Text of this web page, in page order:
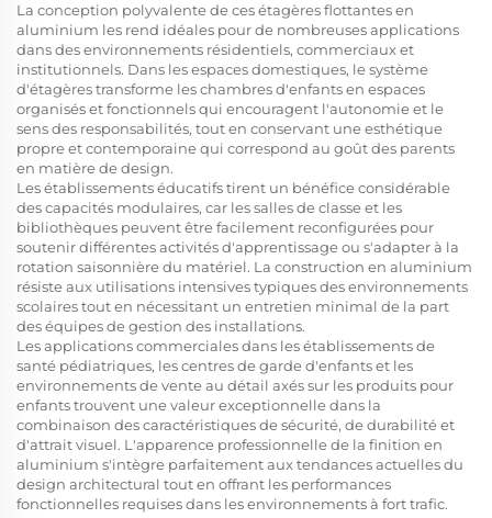
La conception polyvalente de ces étagères flottantes en
aluminium les rend idéales pour de nombreuses applications
dans des environnements résidentiels, commerciaux et
institutionnels. Dans les espaces domestiques, le système
d'étagères transforme les chambres d'enfants en espaces
organisés et fonctionnels qui encouragent l'autonomie et le
sens des responsabilités, tout en conservant une esthétique
propre et contemporaine qui correspond au goût des parents
en matière de design.
Les établissements éducatifs tirent un bénéfice considérable
des capacités modulaires, car les salles de classe et les
bibliothèques peuvent être facilement reconfigurées pour
soutenir différentes activités d'apprentissage ou s'adapter à la
rotation saisonnière du matériel. La construction en aluminium
résiste aux utilisations intensives typiques des environnements
scolaires tout en nécessitant un entretien minimal de la part
des équipes de gestion des installations.
Les applications commerciales dans les établissements de
santé pédiatriques, les centres de garde d'enfants et les
environnements de vente au détail axés sur les produits pour
enfants trouvent une valeur exceptionnelle dans la
combinaison des caractéristiques de sécurité, de durabilité et
d'attrait visuel. L'apparence professionnelle de la finition en
aluminium s'intègre parfaitement aux tendances actuelles du
design architectural tout en offrant les performances
fonctionnelles requises dans les environnements à fort trafic.